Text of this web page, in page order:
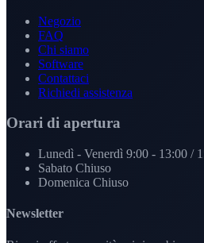
Negozio
FAQ
Chi siamo
Software
Contattaci
Richiedi assistenza
Orari di apertura
Lunedì - Venerdì 9:00 - 13:00 /
Sabato Chiuso
Domenica Chiuso
Newsletter